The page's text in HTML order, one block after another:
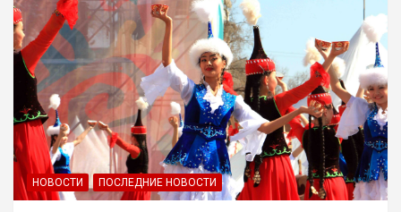
НОВОСТИ ПОСЛЕДНИЕ НОВОСТИ